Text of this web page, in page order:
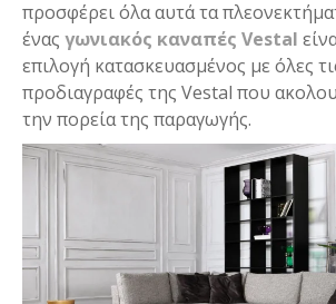
προσφέρει όλα αυτά τα
ένας γωνιακός καναπές Vestal
επιλογή κατασκευασμένος με όλες
προδιαγραφές της Vestal που
την πορεία της παραγωγής.